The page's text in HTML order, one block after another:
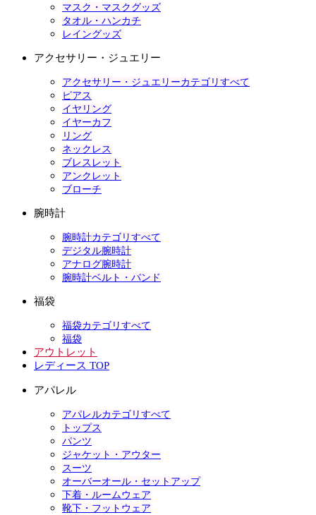
マスク・マスクグッズ
タオル・ハンカチ
レイングッズ
アクセサリー・ジュエリー
アクセサリー・ジュエリーカテゴリすべて
ピアス
イヤリング
イヤーカフ
リング
ネックレス
ブレスレット
アンクレット
ブローチ
腕時計
腕時計カテゴリすべて
デジタル腕時計
アナログ腕時計
腕時計ベルト・バンド
福袋
福袋カテゴリすべて
福袋
アウトレット
レディース TOP
アパレル
アパレルカテゴリすべて
トップス
パンツ
ジャケット・アウター
スーツ
オーバーオール・セットアップ
下着・ルームウェア
靴下・フットウェア